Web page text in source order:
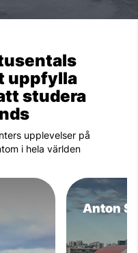
uppfylla
studera
upplevelser på
i hela världen
Anton